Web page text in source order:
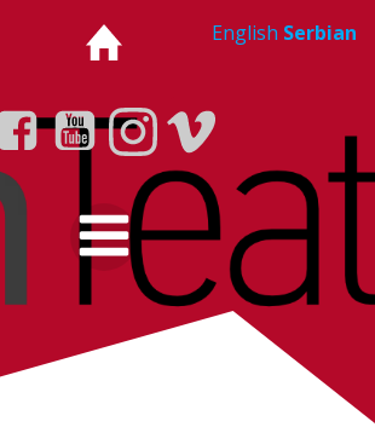
to
English Serbian